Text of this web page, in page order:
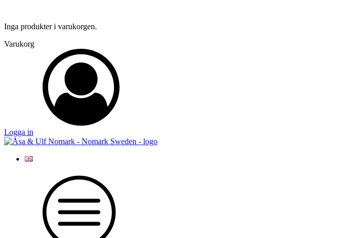
Inga produkter i varukorgen.
Varukorg
Logga in